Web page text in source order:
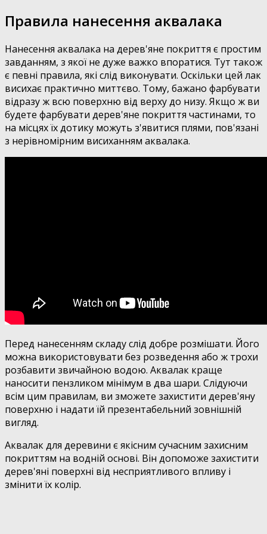
Правила нанесення аквалака
Нанесення аквалака на дерев'яне покриття є простим
завданням, з якої не дуже важко впоратися. Тут також
є певні правила, які слід виконувати. Оскільки цей лак
висихає практично миттєво. Тому, бажано фарбувати
відразу ж всю поверхню від верху до низу. Якщо ж ви
будете фарбувати дерев'яне покриття частинами, то
на місцях їх дотику можуть з'явитися плями, пов'язані
з нерівномірним висиханням аквалака.
Перед нанесенням складу слід добре розмішати. Його
можна використовувати без розведення або ж трохи
розбавити звичайною водою. Аквалак краще
наносити пензликом мінімум в два шари. Слідуючи
всім цим правилам, ви зможете захистити дерев'яну
поверхню і надати їй презентабельний зовнішній
вигляд.
Аквалак для деревини є якісним сучасним захисним
покриттям на водній основі. Він допоможе захистити
дерев'яні поверхні від несприятливого впливу і
змінити їх колір.